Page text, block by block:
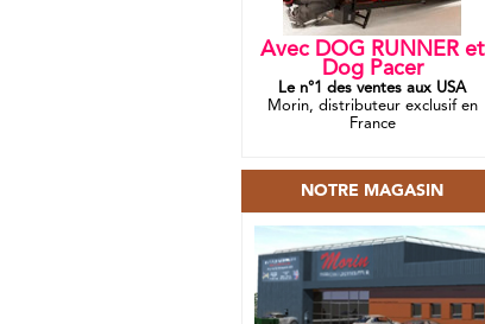
Avec DOG RUNNER et
Dog Pacer
Le n°1 des ventes aux USA
Morin, distributeur exclusif en
France
NOTRE MAGASIN